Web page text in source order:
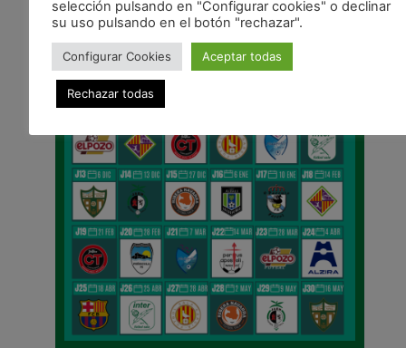
selección pulsando en "Configurar cookies" o declinar
su uso pulsando en el botón "rechazar".
Configurar Cookies Aceptar todas
Rechazar todas